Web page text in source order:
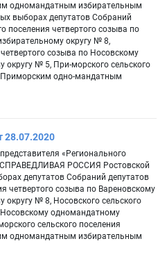
одномандатным избирательным
выборах депутатов Собраний
поселения четвертого созыва по
округу № 8,
созыва по Носовскому
№ 5, При-морского сельского
Приморским одно-мандатным
«Регионального
СПРАВЕДЛИВАЯ РОССИЯ Ростовской
депутатов Собраний депутатов
четвертого созыва по Вареновскому
№ 8, Носовского сельского
Носовскому одномандатному
сельского поселения
одномандатным избирательным